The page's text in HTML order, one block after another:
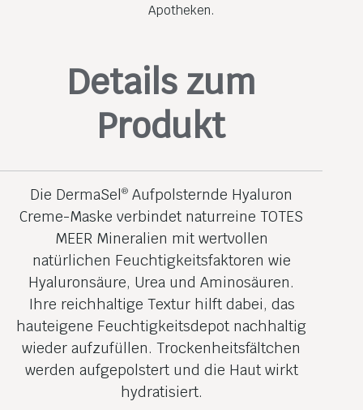
Apotheken.
Details zum
Produkt
Die DermaSel® Aufpolsternde Hyaluron
Creme-Maske verbindet naturreine TOTES
MEER Mineralien mit wertvollen
natürlichen Feuchtigkeitsfaktoren wie
Hyaluron­säure, Urea und Aminosäuren.
Ihre reichhaltige Textur hilft dabei, das
hauteigene Feuchtigkeitsdepot nachhaltig
wieder aufzufüllen. Trockenheits­fältchen
werden aufgepolstert und die Haut wirkt
hydratisiert.